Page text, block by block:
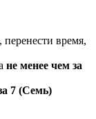
время,
не менее чем за
7 (Семь)